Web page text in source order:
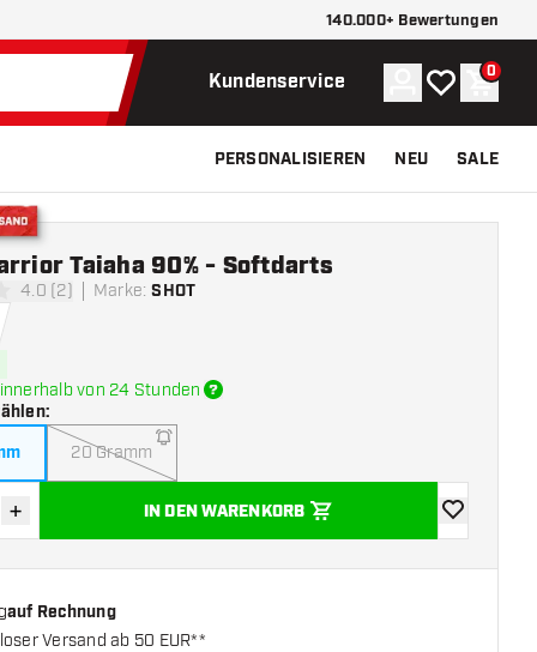
140.000+ Bewertungen
Kundenservice Konto
Meine 0
PERSONALISIEREN NEU SALE
4.0 (2) Marke: SHOT
Taiaha 90% - Softdarts
von 24 Stunden
:
20 Gramm
Menge erhöhen
+ IN DEN WARENKORB
Zur
auf Rechnung
Versand ab 50 EUR**